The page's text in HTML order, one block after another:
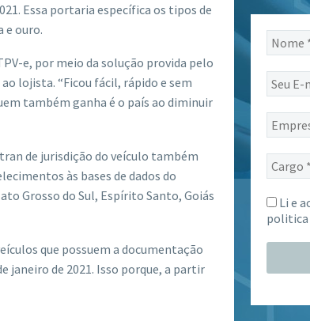
Essa portaria específica os tipos de
e ouro.
e, por meio da solução provida pelo
lojista. “Ficou fácil, rápido e sem
também ganha é o país ao diminuir
de jurisdição do veículo também
às bases de dados do
Grosso do Sul, Espírito Santo, Goiás
que possuem a documentação
janeiro de 2021. Isso porque, a partir
Nome
*
Seu
E-
mail
/
Cargo
*
Li e
politica